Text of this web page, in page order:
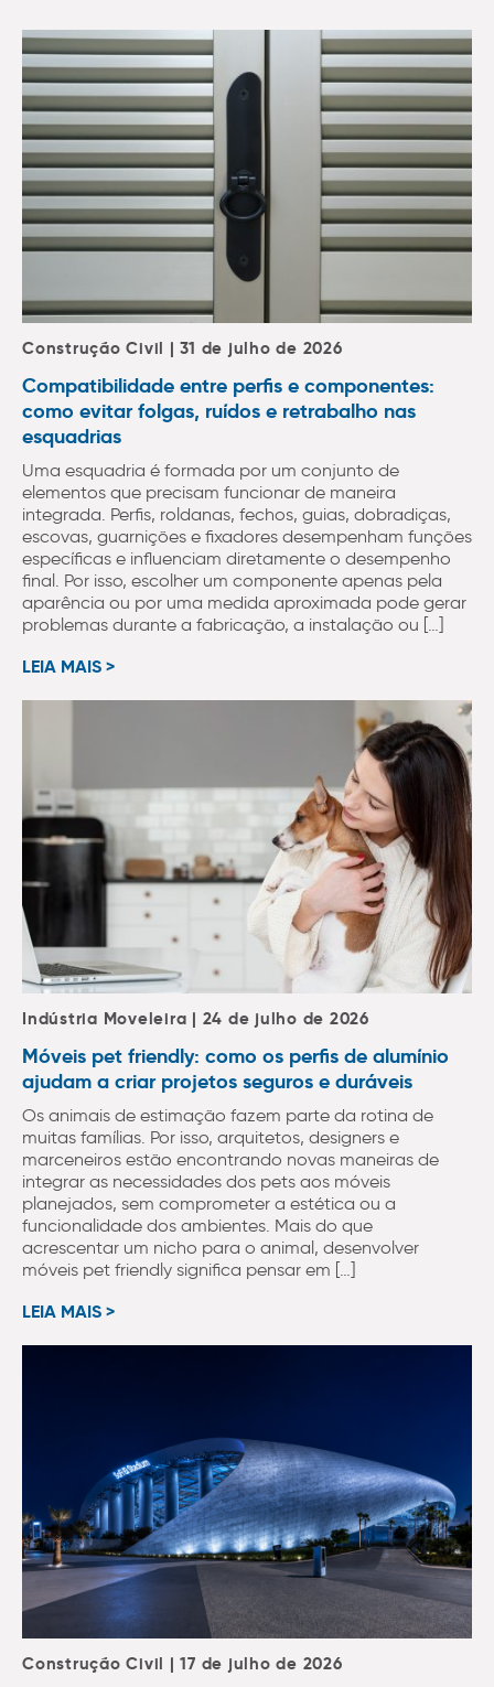
Construção Civil | 31 de julho de 2026
Compatibilidade entre perfis e componentes:
como evitar folgas, ruídos e retrabalho nas
esquadrias
Uma esquadria é formada por um conjunto de
elementos que precisam funcionar de maneira
integrada. Perfis, roldanas, fechos, guias, dobradiças,
escovas, guarnições e fixadores desempenham funções
específicas e influenciam diretamente o desempenho
final. Por isso, escolher um componente apenas pela
aparência ou por uma medida aproximada pode gerar
problemas durante a fabricação, a instalação ou […]
LEIA MAIS >
Indústria Moveleira | 24 de julho de 2026
Móveis pet friendly: como os perfis de alumínio
ajudam a criar projetos seguros e duráveis
Os animais de estimação fazem parte da rotina de
muitas famílias. Por isso, arquitetos, designers e
marceneiros estão encontrando novas maneiras de
integrar as necessidades dos pets aos móveis
planejados, sem comprometer a estética ou a
funcionalidade dos ambientes. Mais do que
acrescentar um nicho para o animal, desenvolver
móveis pet friendly significa pensar em […]
LEIA MAIS >
Construção Civil | 17 de julho de 2026